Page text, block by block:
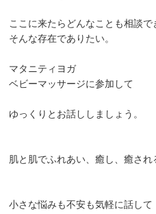
ここに来たらどんなことも相談で
そんな存在でありたい。
マタニティヨガ
ベビーマッサージに参加して
ゆっくりとお話ししましょう。
肌と肌でふれあい、癒し、癒さ
小さな悩みも不安も気軽に話して